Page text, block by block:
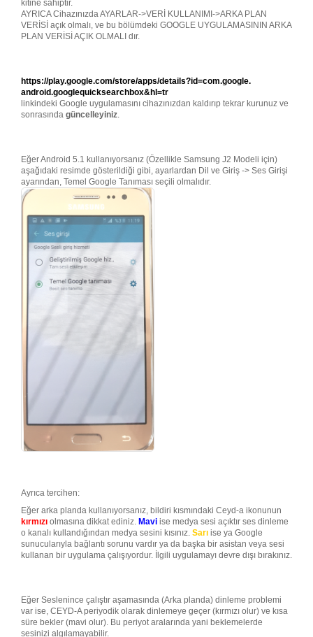
kitine sahiptir.
AYRICA Cihazınızda AYARLAR->VERİ KULLANIMI->ARKA PLAN
VERİSİ açık olmalı, ve bu bölümdeki GOOGLE UYGULAMASININ ARKA
PLAN VERİSİ AÇIK OLMALI dır.
https://play.google.com/store/apps/details?id=com.google.
android.googlequicksearchbox&hl=tr
linkindeki Google uygulamasını cihazınızdan kaldırıp tekrar kurunuz ve
sonrasında güncelleyiniz
Eğer Android 5.1 kullanıyorsanız (Özellikle Samsung J2 Modeli için)
aşağıdaki resimde gösterildiği gibi, ayarlardan Dil ve Giriş -> Ses Girişi
ayarından, Temel Google Tanıması seçili olmalıdır.
Ayrıca tercihen:
Eğer arka planda kullanıyorsanız, bildiri kısmındaki Ceyd-a ikonunun
kırmızı olmasına dikkat ediniz. Mavi ise medya sesi açıktır ses dinleme
o kanalı kullandığından medya sesini kısınız. Sarı ise ya Google
sunucularıyla bağlantı sorunu vardır ya da başka bir asistan veya sesi
kullanan bir uygulama çalışıyordur. İlgili uygulamayı devre dışı bırakınız.
Eğer Seslenince çalıştır aşamasında (Arka planda) dinleme problemi
var ise, CEYD-A periyodik olarak dinlemeye geçer (kırmızı olur) ve kısa
süre bekler (mavi olur). Bu periyot aralarında yani beklemelerde
sesinizi algılamayabilir.